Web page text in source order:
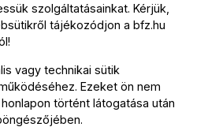
szolgáltatásainkat. Kérjük,
tájékozódjon a bfz.hu
!
vagy technikai sütik
Ezeket ön nem
történt látogatása után